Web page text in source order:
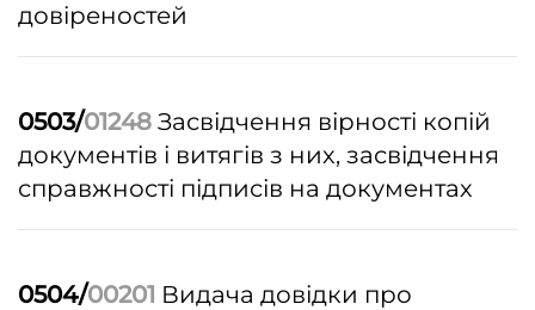
довіреностей
0503/01248 Засвідчення вірності копій
документів і витягів з них, засвідчення
справжності підписів на документах
0504/00201 Видача довідки про